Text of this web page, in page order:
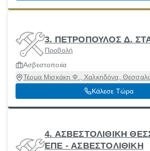
3. ΠΕΤΡΟΠΟΥΛΟΣ Δ.
Προβολή
Ασβεστοποιία
Τέρμα Μισκάκη Φ., Χαλκηδόνα,
Κάλεσε Τώρα
4. ΑΣΒΕΣΤΟΛΙΘΙΚΗ
ΕΠΕ - ΑΣΒΕΣΤΟΛΙΘΙΚΗ